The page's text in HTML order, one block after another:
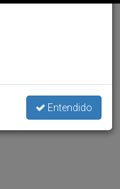
Entendido